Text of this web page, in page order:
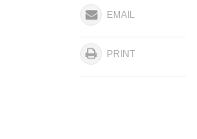
EMAIL
PRINT